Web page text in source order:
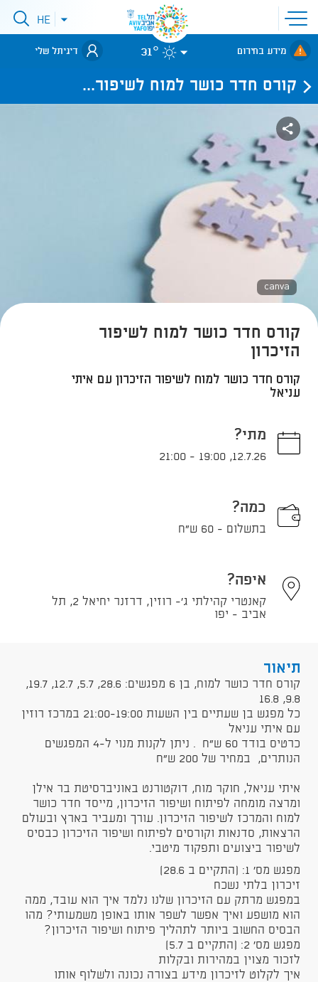
פתיחת
תפריט
אתר
לאתר עיריית
תל-אביב
פתיחתHE
מידע בחירום 31° דיגיתל שלי
קורס חדר כושר למוח לשיפור...
canva
קורס חדר כושר למוח לשיפור
הזיכרון
קורס חדר כושר למוח לשיפור הזיכרון עם איתי
עניאל
מתי?
12.7.26
,
19:00
-
21:00
כמה?
בתשלום - 60 ש"ח
איפה?
קאנטרי קהילתי ג'- רוזין, דרזנר יחיאל 2, תל
אביב - יפו
תיאור
קורס חדר כושר למוח, בן 6 מפגשים: 28.6, 5.7, 12.7, 19.7,
9.8, 16.8
כל מפגש בן שעתיים בין השעות 21:00-19:00 במרכז רוזין
עם איתי עניאל
כרטיס בודד 60 ש"ח . ניתן לקנות מנוי ל-4 המפגשים
הנותרים, במחיר של 200 ש"ח
איתי עניאל, חוקר מוח, דוקטורנט באוניברסיטת בר אילן
ומרצה מומחה לפיתוח ושיפור הזיכרון, מייסד חדר כושר
למוח והמרכז לשיפור הזיכרון. עורך ומעביר בארץ ובעולם
הרצאות, סדנאות וקורסים לפיתוח ושיפור הזיכרון כבסיס
לשיפור ביצועים ותפקוד מיטבי.
מפגש מס' 1: (התקיים ב 28.6)
זיכרון בלתי נשכח
במפגש מרתק עם הזיכרון שלנו נלמד איך הוא עובד, ממה
הוא מושפע ואיך אפשר לשפר אותו באופן משמעותי? מהו
הבסיס החשוב ביותר לתהליך פיתוח ושיפור הזיכרון?
מפגש מס' 2: (התקיים ב 5.7)
לזכור מצוין במהירות ובקלות
איך לקלוט לזיכרון מידע בצורה נכונה ולשלוף אותו